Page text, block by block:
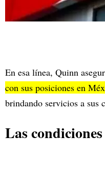
En esa línea, Quinn
con sus posiciones en
brindando servicios a sus
Las